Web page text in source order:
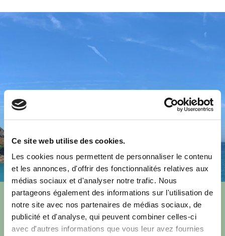
Ce site web utilise des cookies.
Les cookies nous permettent de personnaliser le contenu
et les annonces, d'offrir des fonctionnalités relatives aux
médias sociaux et d'analyser notre trafic. Nous
partageons également des informations sur l'utilisation de
notre site avec nos partenaires de médias sociaux, de
publicité et d'analyse, qui peuvent combiner celles-ci
avec d'autres informations que vous leur avez fournies
Nous louons la Cachette de la
Sardine à la semaine.